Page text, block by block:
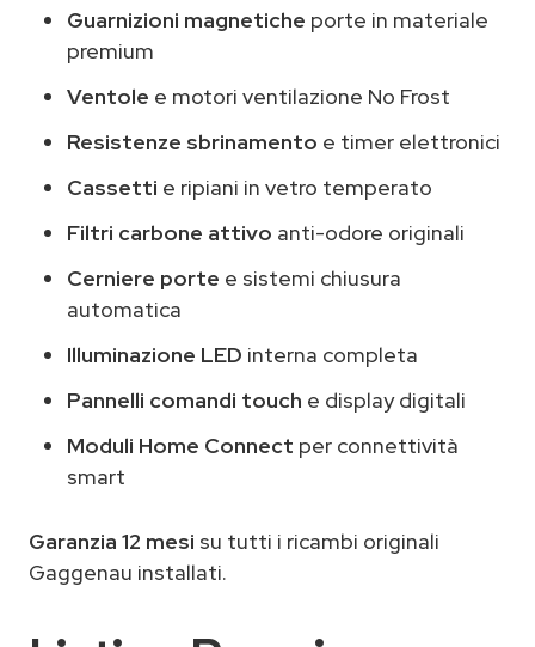
Guarnizioni magnetiche porte in materiale
premium
Ventole e motori ventilazione No Frost
Resistenze sbrinamento e timer elettronici
Cassetti e ripiani in vetro temperato
Filtri carbone attivo anti-odore originali
Cerniere porte e sistemi chiusura
automatica
Illuminazione LED interna completa
Pannelli comandi touch e display digitali
Moduli Home Connect per connettività
smart
Garanzia 12 mesi su tutti i ricambi originali
Gaggenau installati.